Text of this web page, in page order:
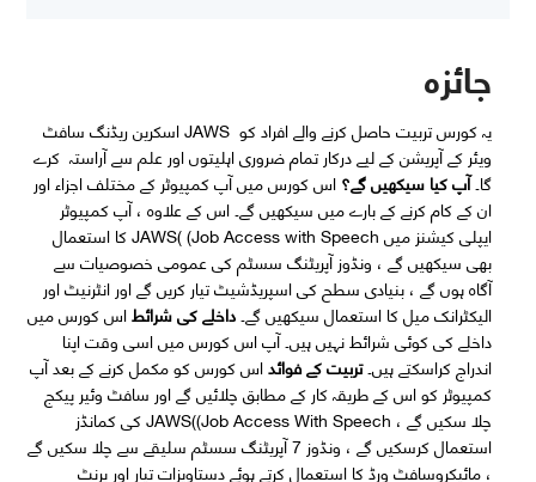
جائزہ
یہ کورس تربیت حاصل کرنے والے افراد کو JAWS اسکرین ریڈنگ سافٹ
ویئر کے آپریشن کے لیے درکار تمام ضروری اہلیتوں اور علم سے آراستہ کرے
گا۔آپکیا سیکھیںگے؟ اس کورس میں آپ کمپیوٹر کے مختلف اجزاء اور
ان کے کام کرنے کے بارے میں سیکھیں گے۔ اس کے علاوہ ، آپ کمپیوٹر
ایپلی کیشنز میں JAWS( (Job Access with Speech کا استعمال
بھی سیکھیں گے ، ونڈوز آپریٹنگ سسٹم کی عمومی خصوصیات سے
آگاہ ہوں گے ، بنیادی سطح کی اسپریڈشیٹ تیار کریں گے اور انٹرنیٹ اور
الیکٹرانک میل کا استعمال سیکھیں گے۔داخلے کی شرائطاس کورس میں
داخلے کی کوئی شرائط نہیں ہیں۔ آپ اس کورس میں اسی وقت اپنا
اندراج کراسکتے ہیں۔تربیت کے فوائداس کورس کو مکمل کرنے کے بعد آپ
کمپیوٹر کو اس کے طریقہ کار کے مطابق چلائیں گے اور سافٹ وئیر پیکج
چلا سکیں گے ، JAWS((Job Access With Speech کی کمانڈز
استعمال کرسکیں گے ، ونڈوز 7 آپریٹنگ سسٹم سلیقے سے چلا سکیں گے
، مائیکروسافٹ ورڈ کا استعمال کرتے ہوئے دستاویزات تیار اور پرنٹ